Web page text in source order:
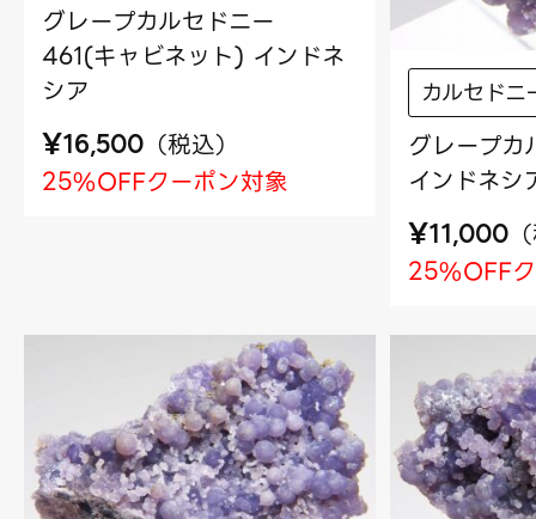
グレープカルセドニー
461(キャビネット) インドネ
シア
¥16,500 （税込）
25%OFFクーポン対象
カルセドニ
グレープ
インドネシ
¥11,000 （
25%OFF